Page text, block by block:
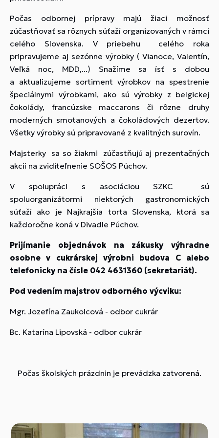
Počas odbornej prípravy majú žiaci možnosť
zúčastňovať sa rôznych súťaží organizovaných v rámci
celého Slovenska. V priebehu celého roka
pripravujeme aj sezónne výrobky ( Vianoce, Valentín,
Veľká noc, MDD,...) Snažíme sa ísť s dobou
a aktualizujeme sortiment výrobkov na spestrenie
špeciálnymi výrobkami, ako sú výrobky z belgickej
čokolády, francúzske maccarons či rôzne druhy
moderných smotanových a čokoládových dezertov.
Všetky výrobky sú pripravované z kvalitných surovín.
Majsterky sa so žiakmi zúčastňujú aj prezentačných
akcií na zviditeľnenie SOŠOS Púchov.
V spolupráci s asociáciou SZKC sú
spoluorganizátormi niektorých gastronomických
súťaží ako je Najkrajšia torta Slovenska, ktorá sa
každoročne koná v Divadle Púchov.
Prijímanie objednávok na zákusky výhradne
osobne v cukrárskej výrobni budova C alebo
telefonicky na čísle 042 4631360 (sekretariát).
Pod vedením majstrov odborného výcviku:
Mgr. Jozefína Zaukolcová - odbor cukrár
Bc. Katarína Lipovská - odbor cukrár
Počas školských prázdnin je prevádzka zatvorená.